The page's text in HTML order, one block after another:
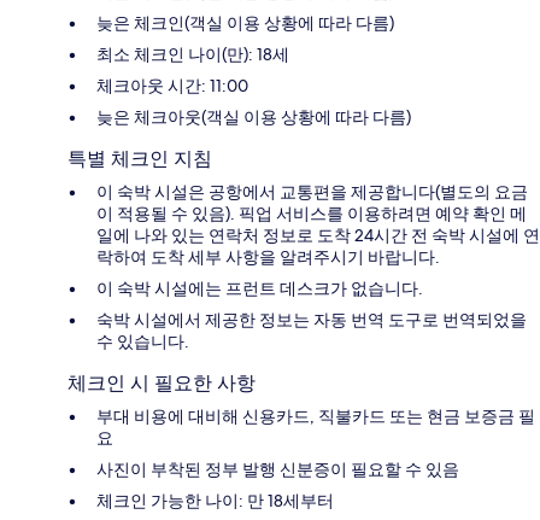
늦은 체크인(객실 이용 상황에 따라 다름)
최소 체크인 나이(만): 18세
체크아웃 시간: 11:00
늦은 체크아웃(객실 이용 상황에 따라 다름)
특별 체크인 지침
이 숙박 시설은 공항에서 교통편을 제공합니다(별도의 요금
이 적용될 수 있음). 픽업 서비스를 이용하려면 예약 확인 메
일에 나와 있는 연락처 정보로 도착 24시간 전 숙박 시설에 연
락하여 도착 세부 사항을 알려주시기 바랍니다.
이 숙박 시설에는 프런트 데스크가 없습니다.
숙박 시설에서 제공한 정보는 자동 번역 도구로 번역되었을
수 있습니다.
체크인 시 필요한 사항
부대 비용에 대비해 신용카드, 직불카드 또는 현금 보증금 필
요
사진이 부착된 정부 발행 신분증이 필요할 수 있음
체크인 가능한 나이: 만 18세부터